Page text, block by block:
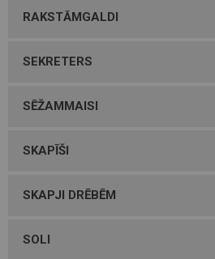
RAKSTĀMGALDI
SEKRETERS
SĒŽAMMAISI
SKAPĪŠI
SKAPJI DRĒBĒM
SOLI